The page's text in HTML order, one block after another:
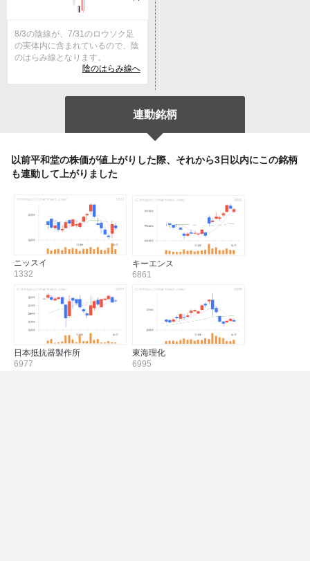
8/3の陰線が、7/31のロウソク足
の実体内に含まれているので、陰
のはらみ線となります。
陰のはらみ線へ
連動銘柄
以前平和堂の株価が値上がりした際、それから3日以内にこの銘柄
も連動して上がりました
ニッスイ
1332
キーエンス
6861
日本抵抗器製作所
6977
東海理化
6995